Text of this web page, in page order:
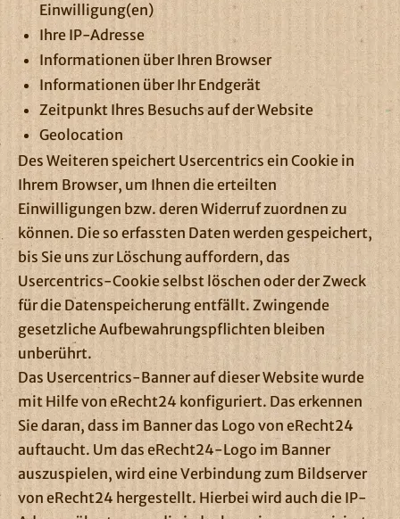
Einwilligung(en)
Ihre IP-Adresse
Informationen über Ihren Browser
Informationen über Ihr Endgerät
Zeitpunkt Ihres Besuchs auf der Website
Geolocation
Des Weiteren speichert Usercentrics ein Cookie in
Ihrem Browser, um Ihnen die erteilten
Einwilligungen bzw. deren Widerruf zuordnen zu
können. Die so erfassten Daten werden gespeichert,
bis Sie uns zur Löschung auffordern, das
Usercentrics-Cookie selbst löschen oder der Zweck
für die Datenspeicherung entfällt. Zwingende
gesetzliche Aufbewahrungspflichten bleiben
unberührt.
Das Usercentrics-Banner auf dieser Website wurde
mit Hilfe von eRecht24 konfiguriert. Das erkennen
Sie daran, dass im Banner das Logo von eRecht24
auftaucht. Um das eRecht24-Logo im Banner
auszuspielen, wird eine Verbindung zum Bildserver
von eRecht24 hergestellt. Hierbei wird auch die IP-